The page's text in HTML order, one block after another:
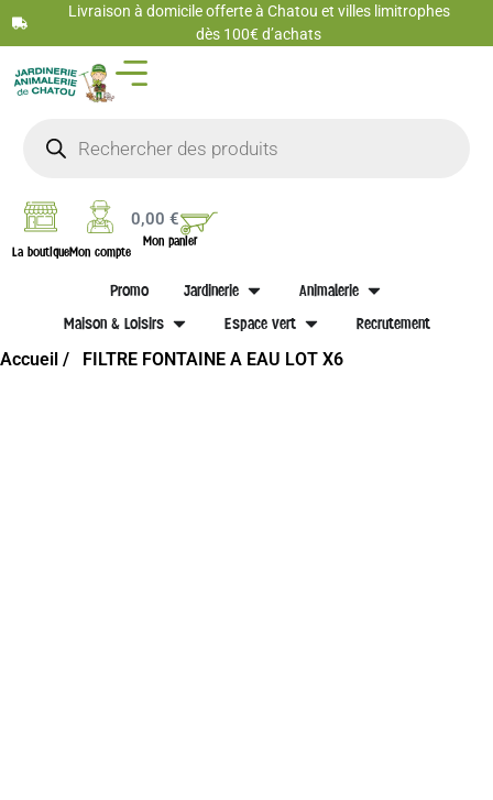
Livraison à domicile offerte à Chatou et villes limitrophes
dès 100€ d’achats
La boutiqueMon compte
0,00€
Mon panier
Promo Jardinerie
Animalerie
Maison & Loisirs
Espace vert Recrutement
Accueil / FILTRE FONTAINE A EAU LOT X6